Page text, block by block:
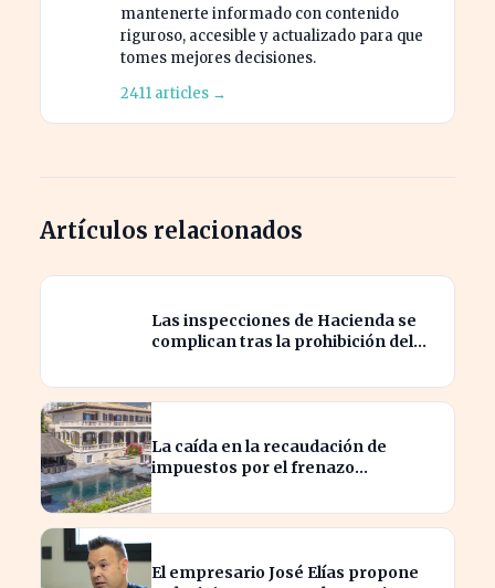
mantenerte informado con contenido
riguroso, accesible y actualizado para que
tomes mejores decisiones.
2411 articles →
Artículos relacionados
Las inspecciones de Hacienda se
complican tras la prohibición del
La caída en la recaudación de
impuestos por el frenazo
balear
El empresario José Elías propone